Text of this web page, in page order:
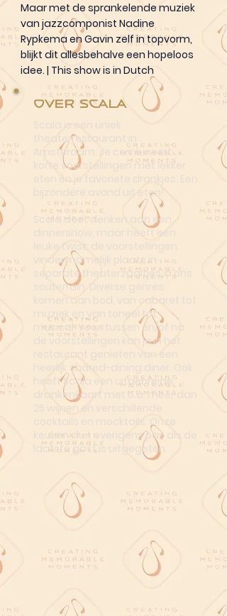
Maar met de sprankelende muziek
van jazzcomponist Nadine
Rypkema en Gavin zelf in topvorm,
blijkt dit allesbehalve een hopeloos
idee. | This show is in Dutch
Over Scala
theaterrestaurant in
Amsterdam. Je combineert
korte voorstellingen met lekker
eten én je favoriete drankjes. Een
bijzondere avond uit eten!
Scala doet denken aan een
dinnershow, maar heeft een
leuke twist: de voorstellingen
vinden namelijk plaats in
separate theaterzaaltjes in ons
souterrain. Diverse genres
komen aan bod, van cabaret tot
muziek en van toneel tot
musical. Voor, tussen en/of na
de voorstellingen kan je in het
restaurant genieten van een
heerlijk shared-dining diner. Ook
heeft Scala een uitgebreide
drankenkaart met o.a. meer dan
25 wijnen en verschillende
cocktails en mocktails. Onze
keuken sluit overigens pas als de
laatste gast is uitgegeten.